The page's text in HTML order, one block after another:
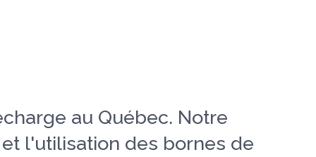
au Québec. Notre
l'utilisation des bornes de